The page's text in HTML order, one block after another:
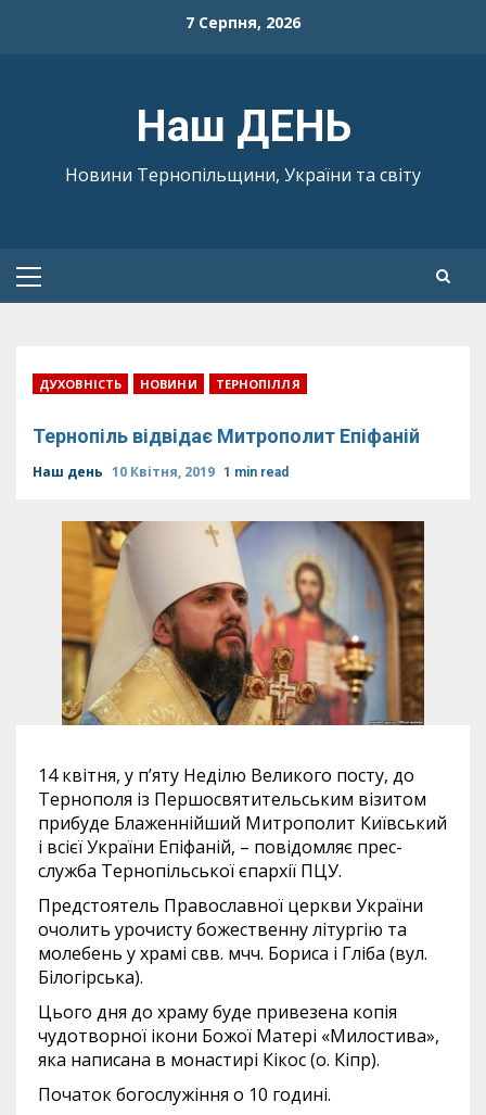
7 Серпня, 2026
Наш ДЕНЬ
Новини Тернопільщини, України та світу
Primary
ДУХОВНІСТЬ НОВИНИ ТЕРНОПІЛЛЯ
Тернопіль відвідає Митрополит Епіфаній
Наш день 10 Квітня, 2019 1 min read
14 квітня, у п’яту Неділю Великого посту, до
Тернополя із Першосвятительським візитом
прибуде Блаженнійший Митрополит Київський
і всієї України Епіфаній, – повідомляє прес-
служба Тернопільської єпархії ПЦУ.
Предстоятель Православної церкви України
очолить урочисту божественну літургію та
молебень у храмі свв. мчч. Бориса і Гліба (вул.
Білогірська).
Цього дня до храму буде привезена копія
чудотворної ікони Божої Матері «Милостива»,
яка написана в монастирі Кікос (о. Кіпр).
Початок богослужіння о 10 годині.